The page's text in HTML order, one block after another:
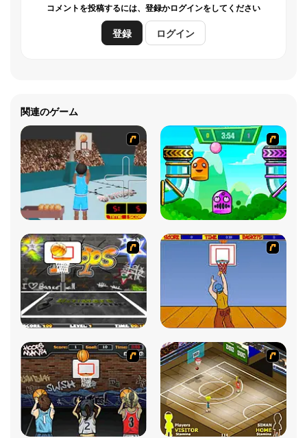
コメントを投稿するには、登録かログインをしてください
登録 ログイン
関連のゲーム